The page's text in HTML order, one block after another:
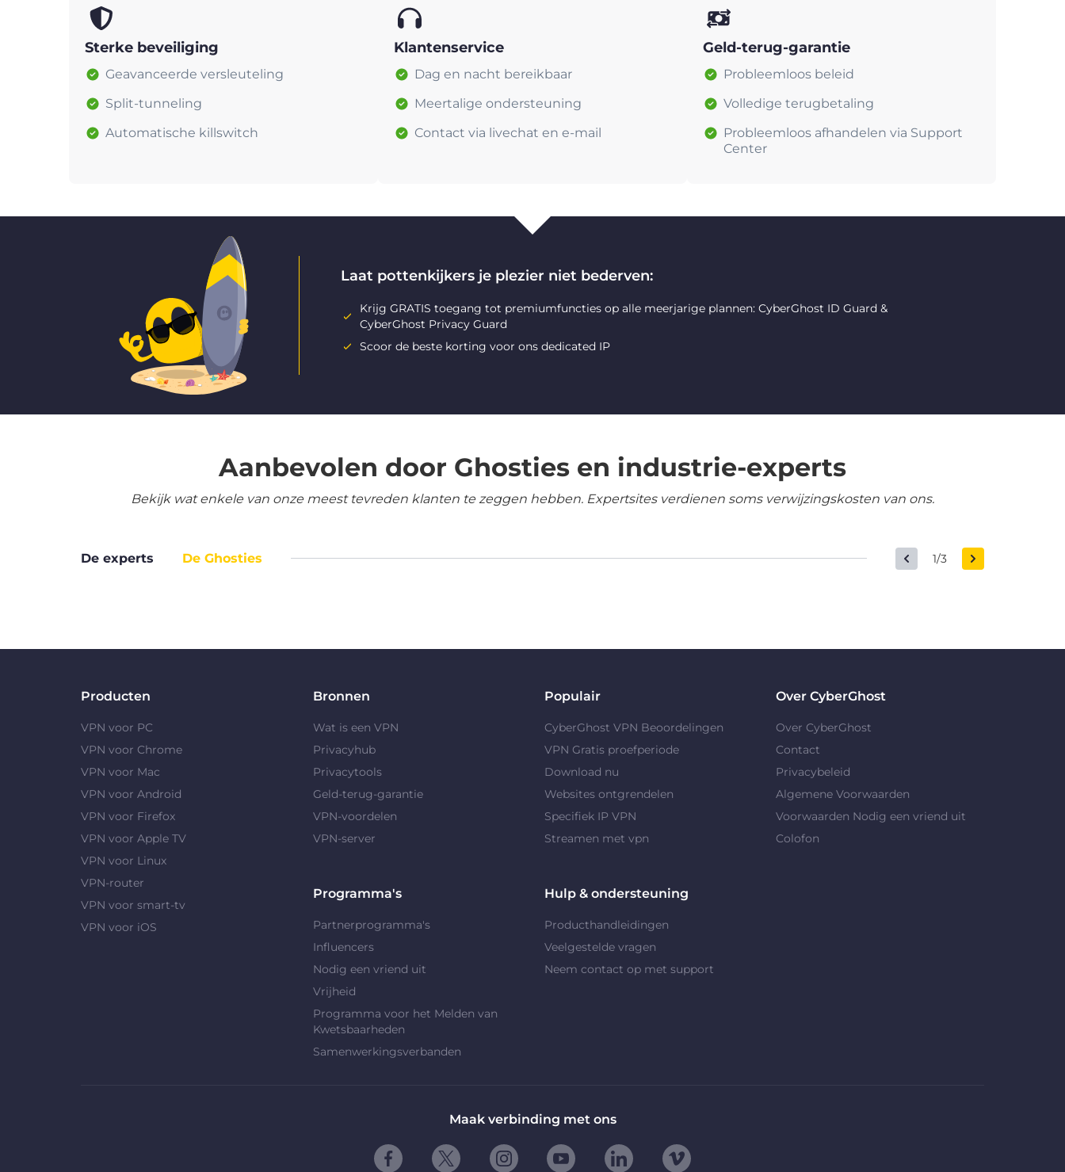
Sterke beveiliging
Geavanceerde versleuteling
Split-tunneling
Automatische killswitch
Klantenservice
Dag en nacht bereikbaar
Meertalige ondersteuning
Contact via livechat en e-mail
Geld-terug-garantie
Probleemloos beleid
Volledige terugbetaling
Probleemloos afhandelen via Support
Center
Laat pottenkijkers je plezier niet bederven:
Krijg GRATIS toegang tot premiumfuncties op alle meerjarige plannen: CyberGhost ID Guard &
CyberGhost Privacy Guard
Scoor de beste korting voor ons dedicated IP
Aanbevolen door Ghosties en industrie-experts
Bekijk wat enkele van onze meest tevreden klanten te zeggen hebben. Expertsites verdienen soms verwijzingskosten van ons.
De experts De Ghosties 1/3
Producten
VPN voor PC
VPN voor Chrome
VPN voor Mac
VPN voor Android
VPN voor Firefox
VPN voor Apple TV
VPN voor Linux
VPN-router
VPN voor smart-tv
VPN voor iOS
Bronnen
Wat is een VPN
Privacyhub
Privacytools
Geld-terug-garantie
VPN-voordelen
VPN-server
Populair
CyberGhost VPN Beoordelingen
VPN Gratis proefperiode
Download nu
Websites ontgrendelen
Specifiek IP VPN
Streamen met vpn
Over CyberGhost
Over CyberGhost
Contact
Privacybeleid
Algemene Voorwaarden
Voorwaarden Nodig een vriend uit
Colofon
Programma's
Partnerprogramma's
Influencers
Nodig een vriend uit
Vrijheid
Programma voor het Melden van
Kwetsbaarheden
Samenwerkingsverbanden
Hulp & ondersteuning
Producthandleidingen
Veelgestelde vragen
Neem contact op met support
Maak verbinding met ons